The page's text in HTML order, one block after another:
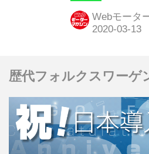
おこの調査はカ
販店、インター
Webモータ
歴代フォルクスワーゲ